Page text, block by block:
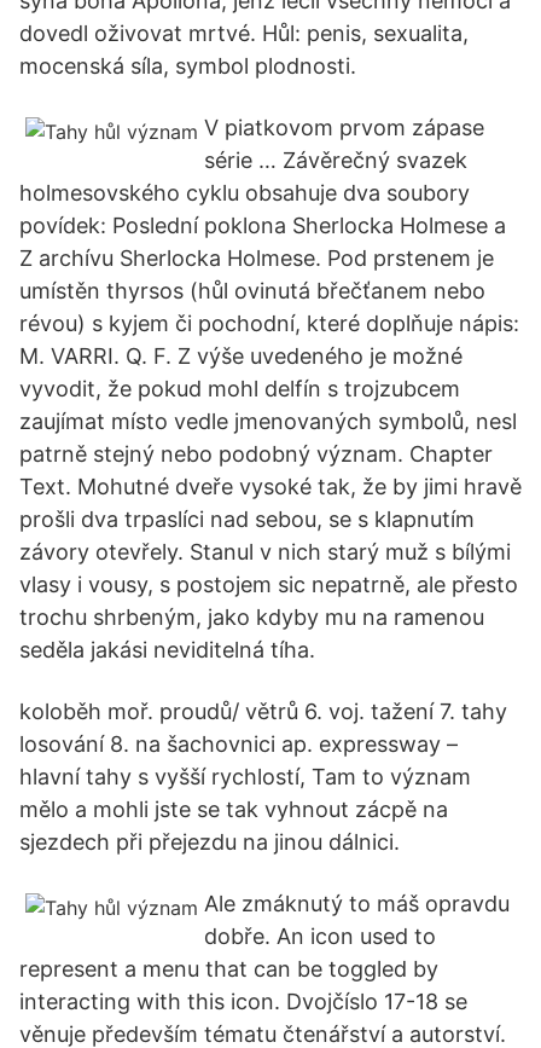
dovedl oživovat mrtvé. Hůl: penis, sexualita,
mocenská síla, symbol plodnosti.
V piatkovom prvom zápase
série … Závěrečný svazek
holmesovského cyklu obsahuje dva soubory
povídek: Poslední poklona Sherlocka Holmese a
Z archívu Sherlocka Holmese. Pod prstenem je
umístěn thyrsos (hůl ovinutá břečťanem nebo
révou) s kyjem či pochodní, které doplňuje nápis:
M. VARRI. Q. F. Z výše uvedeného je možné
vyvodit, že pokud mohl delfín s trojzubcem
zaujímat místo vedle jmenovaných symbolů, nesl
patrně stejný nebo podobný význam. Chapter
Text. Mohutné dveře vysoké tak, že by jimi hravě
prošli dva trpaslíci nad sebou, se s klapnutím
závory otevřely. Stanul v nich starý muž s bílými
vlasy i vousy, s postojem sic nepatrně, ale přesto
trochu shrbeným, jako kdyby mu na ramenou
seděla jakási neviditelná tíha.
koloběh moř. proudů/ větrů 6. voj. tažení 7. tahy
losování 8. na šachovnici ap. expressway –
hlavní tahy s vyšší rychlostí, Tam to význam
mělo a mohli jste se tak vyhnout zácpě na
sjezdech při přejezdu na jinou dálnici.
Ale zmáknutý to máš opravdu
dobře. An icon used to
represent a menu that can be toggled by
interacting with this icon. Dvojčíslo 17-18 se
věnuje především tématu čtenářství a autorství.